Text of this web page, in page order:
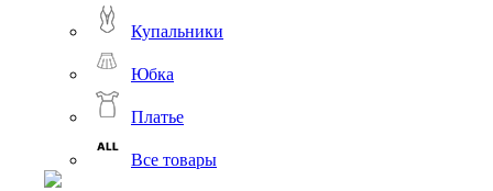
Купальники
Юбка
Платье
Все товары